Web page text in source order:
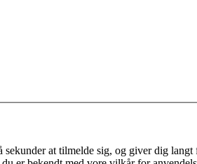
at tilmelde sig, og giver dig